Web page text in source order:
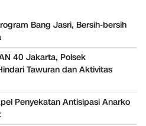
Bang Jasri, Bersih-bersih
40 Jakarta, Polsek
Tawuran dan Aktivitas
Penyekatan Antisipasi Anarko